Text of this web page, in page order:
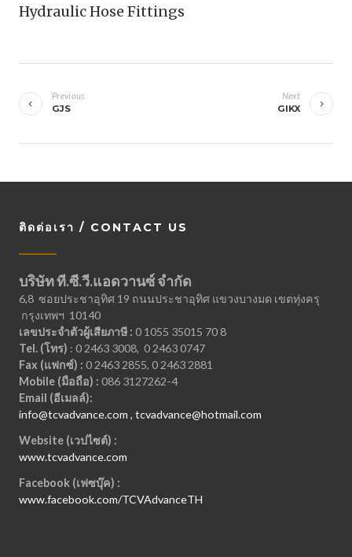
Hydraulic Hose Fittings
นำทาง
เรื่อง
Previous
GJS
Next
GIKX
ติดต่อเรา / CONTACT US
บริษัท ที.ซี.วี.แอดวานซ์ จำกัด
6,8 ซอยประชาอุทิศ 19 ถนนประชาอุทิศ แขวงบางมด เขตทุ่งครุ
กรุงเทพฯ 10140
เลขประจำตัวผู้เสียภาษี : 0 1055 35015 70 8
Tel. (โทร) : 0 2463 3008, 0 2463 0747
Fax (แฟกซ์) : 0 2463 2855, 0 2463 2881
Mobile (มือถือ) : 086 3127262-4
Email (อีเมลล์):
info@tcvadvance.com , tcvadvance@hotmail.com
Website (เวปไซต์) :
www.tcvadvance.com
Facebook (เฟซบุ๊ค) :
www.facebook.com/TCVAdvanceTH